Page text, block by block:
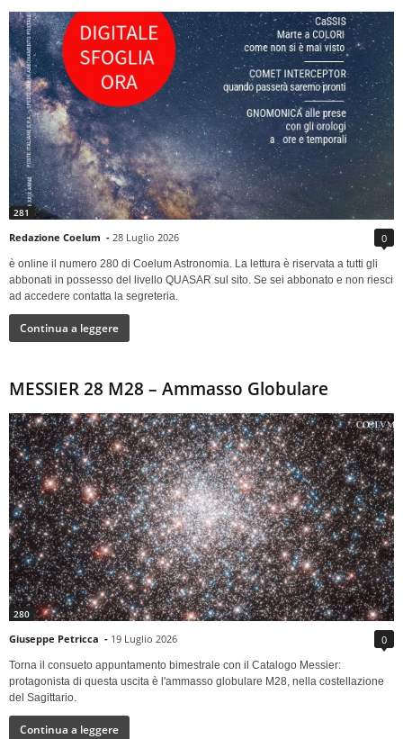
281
Redazione Coelum - 28 Luglio 2026 0
è online il numero 280 di Coelum Astronomia. La lettura è riservata a tutti gli
abbonati in possesso del livello QUASAR sul sito. Se sei abbonato e non riesci
ad accedere contatta la segreteria.
Continua a leggere
MESSIER 28 M28 – Ammasso Globulare
280
Giuseppe Petricca - 19 Luglio 2026 0
Torna il consueto appuntamento bimestrale con il Catalogo Messier:
protagonista di questa uscita è l'ammasso globulare M28, nella costellazione
del Sagittario.
Continua a leggere